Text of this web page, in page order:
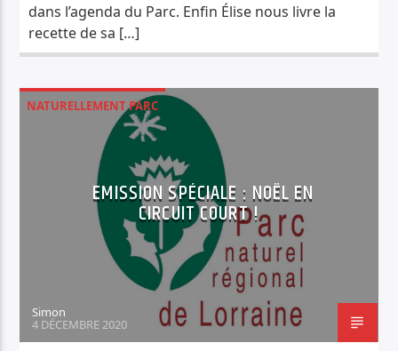
dans l’agenda du Parc. Enfin Élise nous livre la
recette de sa […]
NATURELLEMENT PARC
EMISSION SPÉCIALE : NOËL EN
CIRCUIT COURT !
Simon
4 DÉCEMBRE 2020